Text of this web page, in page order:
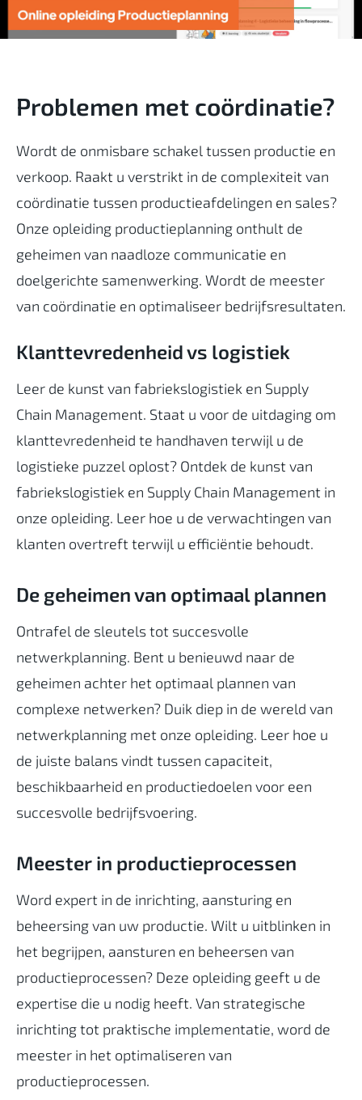
Problemen met coördinatie?
Wordt de onmisbare schakel tussen productie en
verkoop. Raakt u verstrikt in de complexiteit van
coördinatie tussen productieafdelingen en sales?
Onze opleiding productieplanning onthult de
geheimen van naadloze communicatie en
doelgerichte samenwerking. Wordt de meester
van coördinatie en optimaliseer bedrijfsresultaten.
Klanttevredenheid vs logistiek
Leer de kunst van fabriekslogistiek en Supply
Chain Management. Staat u voor de uitdaging om
klanttevredenheid te handhaven terwijl u de
logistieke puzzel oplost? Ontdek de kunst van
fabriekslogistiek en Supply Chain Management in
onze opleiding. Leer hoe u de verwachtingen van
klanten overtreft terwijl u efficiëntie behoudt.
De geheimen van optimaal plannen
Ontrafel de sleutels tot succesvolle
netwerkplanning. Bent u benieuwd naar de
geheimen achter het optimaal plannen van
complexe netwerken? Duik diep in de wereld van
netwerkplanning met onze opleiding. Leer hoe u
de juiste balans vindt tussen capaciteit,
beschikbaarheid en productiedoelen voor een
succesvolle bedrijfsvoering.
Meester in productieprocessen
Word expert in de inrichting, aansturing en
beheersing van uw productie. Wilt u uitblinken in
het begrijpen, aansturen en beheersen van
productieprocessen? Deze opleiding geeft u de
expertise die u nodig heeft. Van strategische
inrichting tot praktische implementatie, word de
meester in het optimaliseren van
productieprocessen.